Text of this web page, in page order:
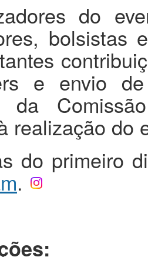
do
bolsistas
e envio
da
realização do
do primeiro
.